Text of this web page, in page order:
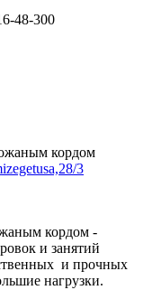
кордом
3
кордом -
и занятий
и прочных
нагрузки.